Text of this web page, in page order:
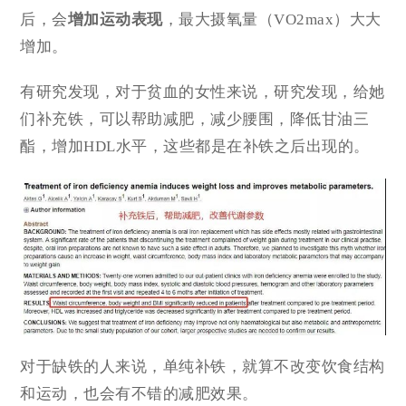
后，会增加运动表现，最大摄氧量（VO2max）大大
增加。
有研究发现，对于贫血的女性来说，研究发现，给她
们补充铁，可以帮助减肥，减少腰围，降低甘油三
酯，增加HDL水平，这些都是在补铁之后出现的。
对于缺铁的人来说，单纯补铁，就算不改变饮食结构
和运动，也会有不错的减肥效果。